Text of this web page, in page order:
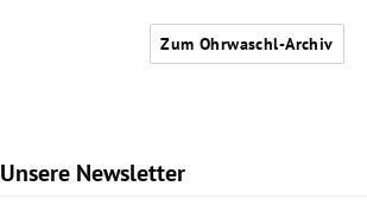
Zum Ohrwaschl-Archiv
Unsere Newsletter
Slide 1 von 9